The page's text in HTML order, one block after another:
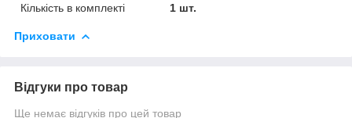
Кількість в комплекті
1 шт.
Приховати
Відгуки про товар
Ще немає відгуків про цей товар